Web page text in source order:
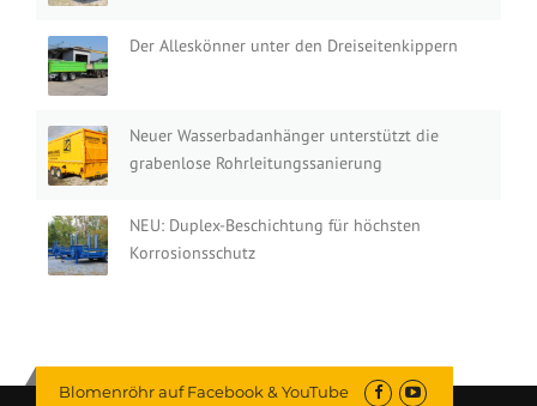
Der Alleskönner unter den Dreiseitenkippern
Neuer Wasserbadanhänger unterstützt die
grabenlose Rohrleitungssanierung
NEU: Duplex-Beschichtung für höchsten
Korrosionsschutz
Blomenröhr auf Facebook & YouTube